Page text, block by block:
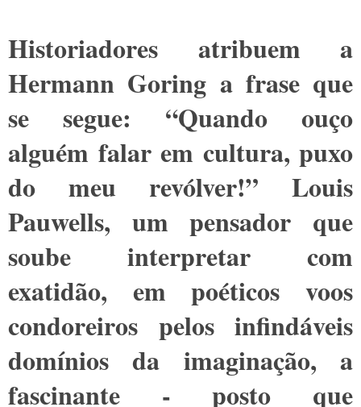
Historiadores atribuem a
Hermann Goring a frase que
se segue: “Quando ouço
alguém falar em cultura, puxo
do meu revólver!” Louis
Pauwells, um pensador que
soube interpretar com
exatidão, em poéticos voos
condoreiros pelos infindáveis
domínios da imaginação, a
fascinante - posto que